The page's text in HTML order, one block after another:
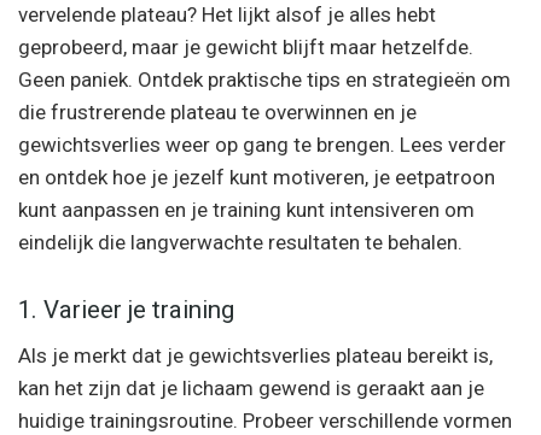
vervelende plateau? Het lijkt alsof je alles hebt
geprobeerd, maar je gewicht blijft maar hetzelfde.
Geen paniek. Ontdek praktische tips en strategieën om
die frustrerende plateau te overwinnen en je
gewichtsverlies weer op gang te brengen. Lees verder
en ontdek hoe je jezelf kunt motiveren, je eetpatroon
kunt aanpassen en je training kunt intensiveren om
eindelijk die langverwachte resultaten te behalen.
1. Varieer je training
Als je merkt dat je gewichtsverlies plateau bereikt is,
kan het zijn dat je lichaam gewend is geraakt aan je
huidige trainingsroutine. Probeer verschillende vormen